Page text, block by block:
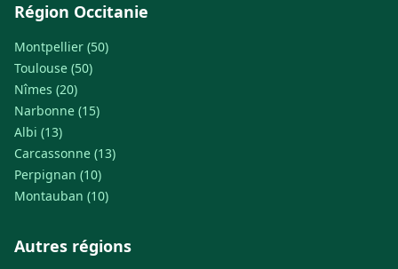
Région Occitanie
Montpellier (50)
Toulouse (50)
Nîmes (20)
Narbonne (15)
Albi (13)
Carcassonne (13)
Perpignan (10)
Montauban (10)
Autres régions